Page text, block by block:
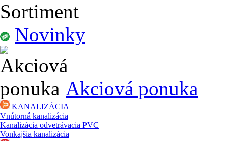
Sortiment
Novinky
Akciová ponuka
KANALIZÁCIA
Vnútorná kanalizácia
Kanalizácia odvetrávacia PVC
Vonkajšia kanalizácia